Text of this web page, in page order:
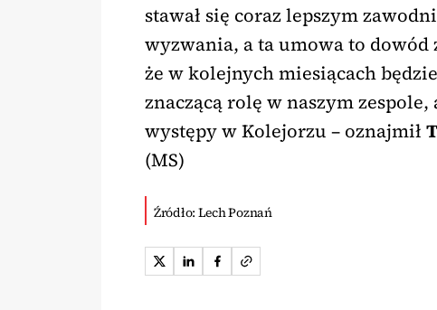
stawał się coraz lepszym
wyzwania, a ta umowa to
że w kolejnych miesiącach
znaczącą rolę w naszym
występy w Kolejorzu – oznajmił
(MS)
Źródło: Lech Poznań